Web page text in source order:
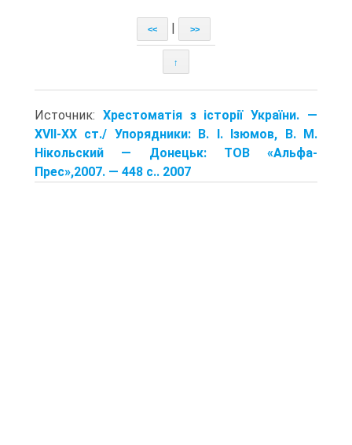
<< >>
↑
Источник: Хрестоматія з історії України. —
XVII-XX ст./ Упорядники: В. І. Ізюмов, В. М.
Нікольский — Донецьк: TOB «Альфа-
Прес»,2007. — 448 с.. 2007